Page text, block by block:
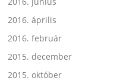
2016. április
2016. február
2015. december
2015. október